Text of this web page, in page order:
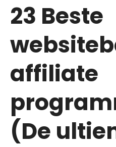
23 Beste
affiliate
(De